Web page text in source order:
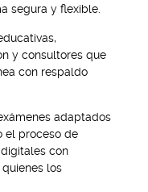
segura y flexible.
y consultores que
con respaldo
adaptados
el proceso de
con
los